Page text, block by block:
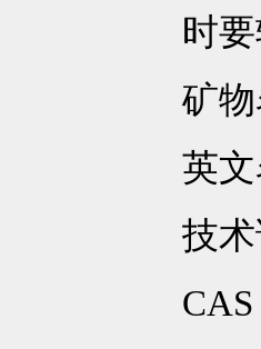
时
矿
英
技